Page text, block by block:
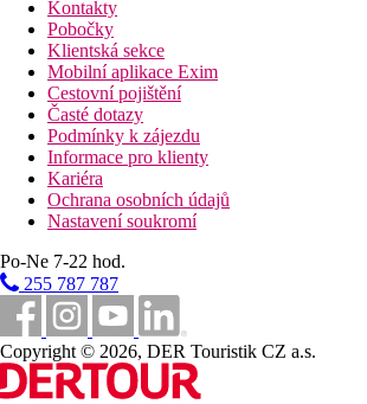
Kontakty
Pobočky
Klientská sekce
Mobilní aplikace Exim
Cestovní pojištění
Časté dotazy
Podmínky k zájezdu
Informace pro klienty
Kariéra
Ochrana osobních údajů
Nastavení soukromí
Po-Ne 7-22 hod.
255 787 787
Copyright © 2026, DER Touristik CZ a.s.